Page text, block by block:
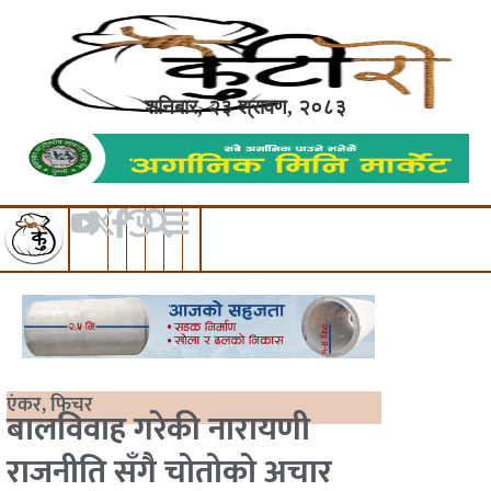
शनिबार, २३ श्रावण, २०८३
एंकर,फिचर
बालविवाह गरेकी नारायणी
राजनीति सँगै चोतोको अचार